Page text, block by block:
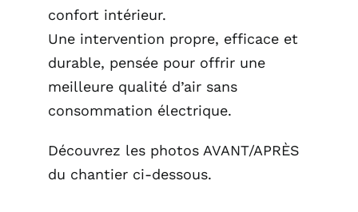
confort intérieur.
Une intervention propre, efficace et
durable, pensée pour offrir une
meilleure qualité d’air sans
consommation électrique.
Découvrez les photos AVANT/APRÈS
du chantier ci-dessous.